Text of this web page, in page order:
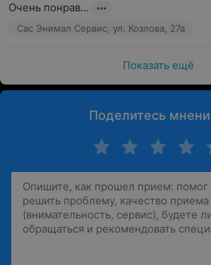
Очень понрав...
Сас Энимал Сервис, ул. Козлова, 27а
Показать ещё
Поделитесь